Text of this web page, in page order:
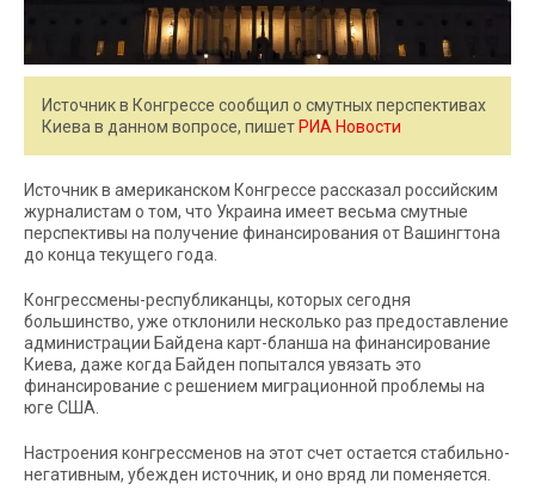
Источник в Конгрессе сообщил о смутных перспективах
Киева в данном вопросе, пишетРИА Новости
Источник в американском Конгрессе рассказал российским
журналистам о том, что Украина имеет весьма смутные
перспективы на получение финансирования от Вашингтона
до конца текущего года.
Конгрессмены-республиканцы, которых сегодня
большинство, уже отклонили несколько раз предоставление
администрации Байдена карт-бланша на финансирование
Киева, даже когда Байден попытался увязать это
финансирование с решением миграционной проблемы на
юге США.
Настроения конгрессменов на этот счет остается стабильно-
негативным, убежден источник, и оно вряд ли поменяется.